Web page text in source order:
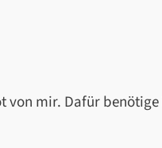
mir. Dafür